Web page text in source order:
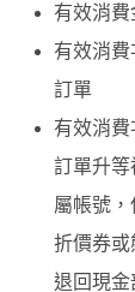
有效消
有效消
訂單
有效消
訂單升等
屬帳號
折價券或
退回現金